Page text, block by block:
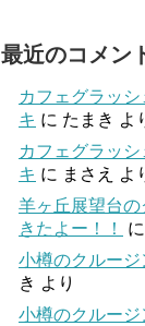
最近のコメン
カフェグラッ
キ に たまき よ
カフェグラッ
キ に まさえ
よ
羊ヶ丘展望台
きたよー！！
に
小樽のクルー
き より
小樽のクルー